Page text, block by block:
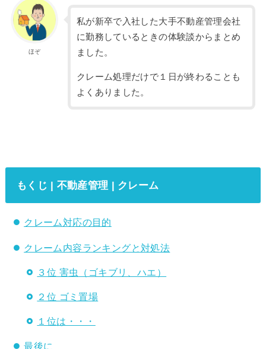
ほぞ
私が新卒で入社した大手不動産管理会社
に勤務しているときの体験談からまとめ
ました。
クレーム処理だけで１日が終わることも
よくありました。
もくじ | 不動産管理 | クレーム
クレーム対応の目的
クレーム内容ランキングと対処法
３位 害虫（ゴキブリ、ハエ）
２位 ゴミ置場
１位は・・・
最後に